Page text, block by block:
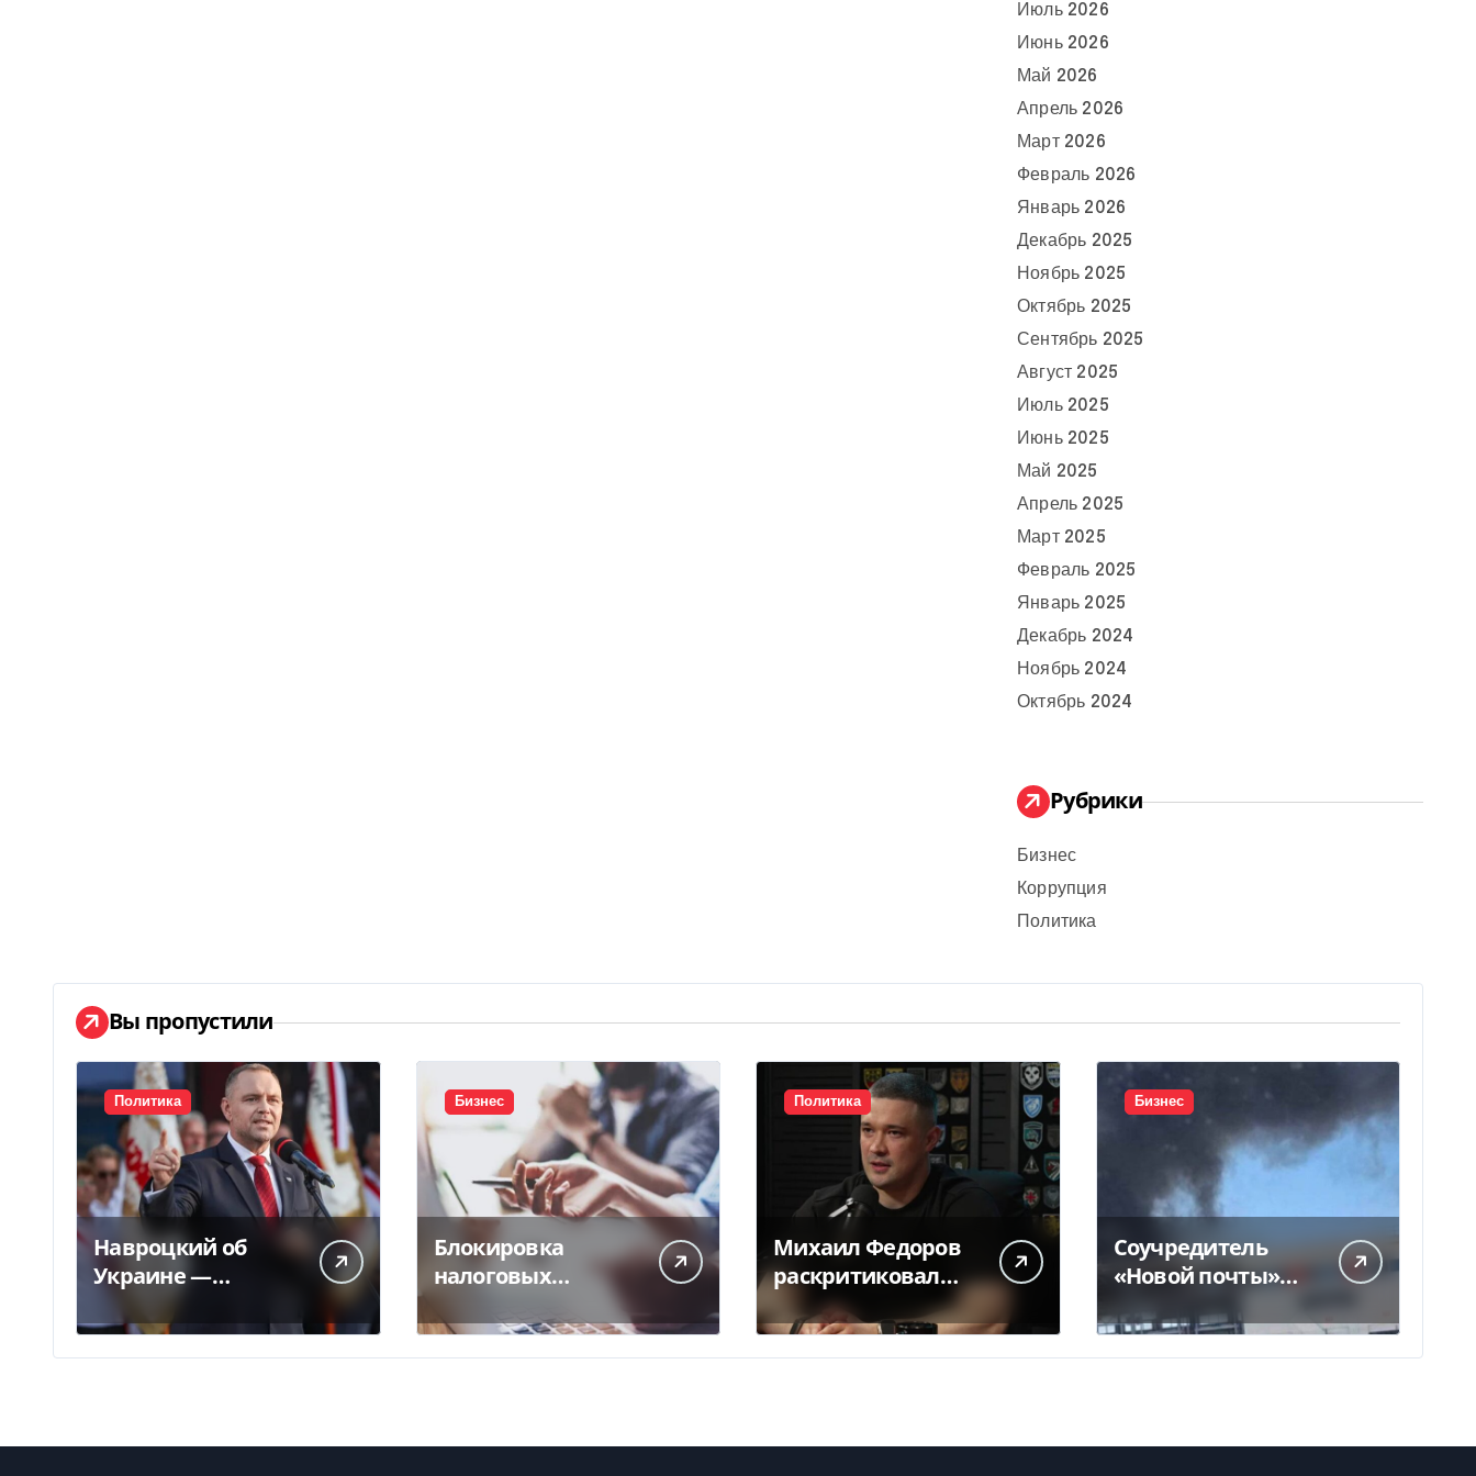
Июль 2026
Июнь 2026
Май 2026
Апрель 2026
Март 2026
Февраль 2026
Январь 2026
Декабрь 2025
Ноябрь 2025
Октябрь 2025
Сентябрь 2025
Август 2025
Июль 2025
Июнь 2025
Май 2025
Апрель 2025
Март 2025
Февраль 2025
Январь 2025
Декабрь 2024
Ноябрь 2024
Октябрь 2024
Рубрики
Бизнес
Коррупция
Политика
Вы пропустили
Политика
Навроцкий об
Украине —
бандеровским
флагам не место в
Польше
Бизнес
Блокировка
налоговых
сократилась почти
в 5 раз
Политика
Михаил Федоров
раскритиковал
отсутствие
министра обороны
— видео
Бизнес
Соучредитель
«Новой почты»
призвал ввести
налоговые
каникулы для…